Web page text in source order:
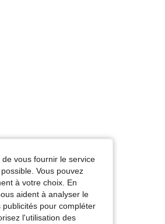
vous fournir le service
Vous pouvez
à votre choix. En
aident à analyser le
pour compléter
l'utilisation des